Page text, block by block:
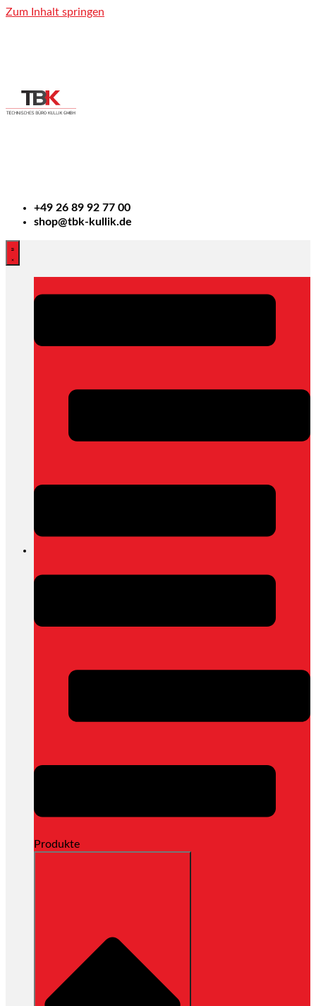
Zum Inhalt springen
+49 26 89 92 77 00
shop@tbk-kullik.de
Produkte